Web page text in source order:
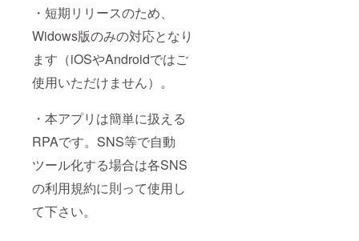
・短期リリースのため、
Widows版のみの対応となり
ます（iOSやAndroidではご
使用いただけません）。
・本アプリは簡単に扱える
RPAです。SNS等で自動
ツール化する場合は各SNS
の利用規約に則って使用し
て下さい。